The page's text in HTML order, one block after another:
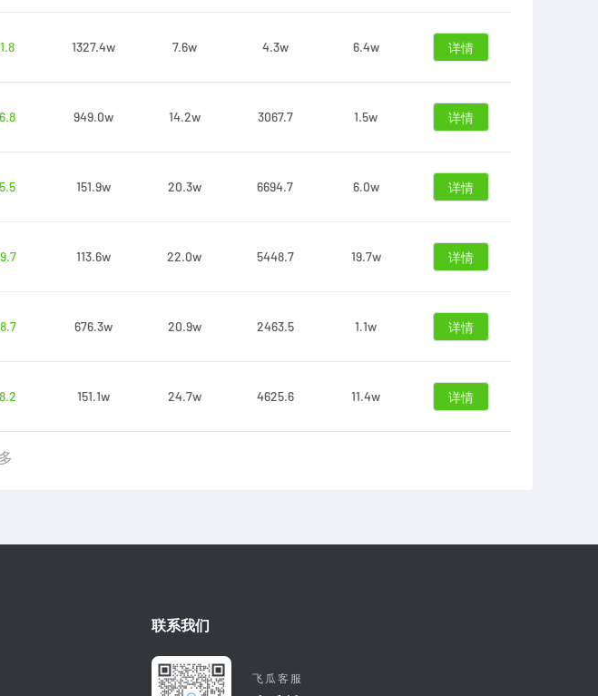
1327.4w 7.6w 4.3w 6.4w 详情
949.0w 14.2w 3067.7 1.5w 详情
151.9w 20.3w 6694.7 6.0w 详情
113.6w 22.0w 5448.7 19.7w 详情
676.3w 20.9w 2463.5 1.1w 详情
151.1w 24.7w 4625.6 11.4w 详情
联系我们
飞瓜客服